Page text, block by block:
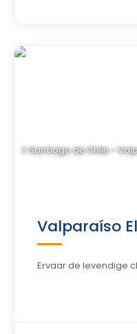
Santiago de Chile -
Valparaíso
Ervaar de levendige